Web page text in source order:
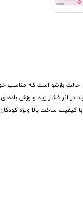
دارای ابعاد 97 در 83 سانتی متر
در اثر فشار زیاد و وزش
کیفیت ساخت بالا ویژه